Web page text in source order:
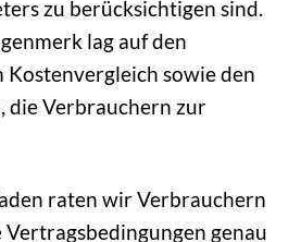
zu berücksichtigen sind.
lag auf den
Kostenvergleich sowie den
die Verbrauchern zur
raten wir Verbrauchern
genau